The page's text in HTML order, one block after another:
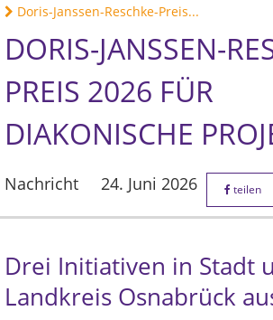
Doris-Janssen-Reschke-Preis...
DORIS-JANSSEN-
PREIS 2026 FÜR
DIAKONISCHE
Nachricht 24. Juni 2026 teilen
Drei Initiativen in Stadt
Landkreis Osnabrück